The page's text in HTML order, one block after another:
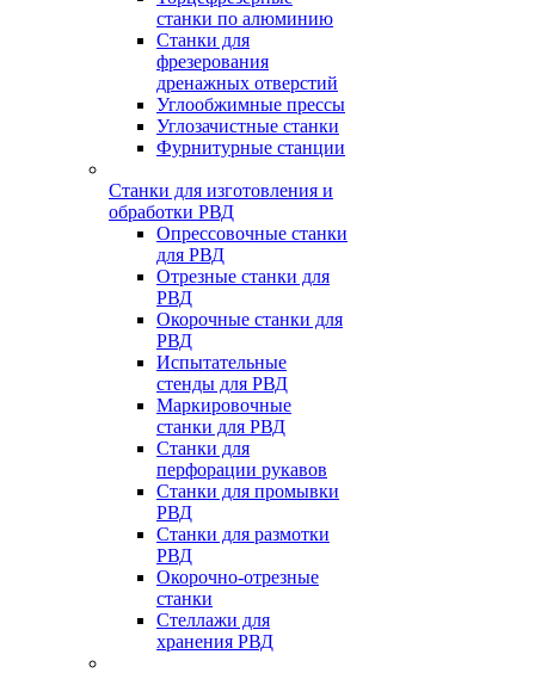
станки по алюминию
Станки для
фрезерования
дренажных отверстий
Углообжимные прессы
Углозачистные станки
Фурнитурные станции
Станки для изготовления и
обработки РВД
Опрессовочные станки
для РВД
Отрезные станки для
РВД
Окорочные станки для
РВД
Испытательные
стенды для РВД
Маркировочные
станки для РВД
Станки для
перфорации рукавов
Станки для промывки
РВД
Станки для размотки
РВД
Окорочно-отрезные
станки
Стеллажи для
хранения РВД